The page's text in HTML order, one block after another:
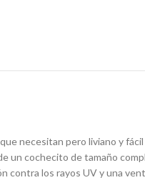
necesitan pero liviano y fácil
un cochecito de tamaño
contra los rayos UV y una